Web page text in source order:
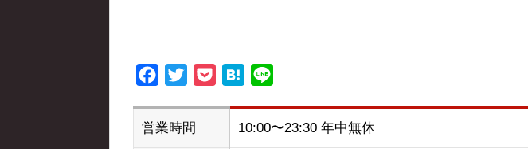
Facebook
Twitter PocketHatena
営業時間 10:00〜23:30 年中無休